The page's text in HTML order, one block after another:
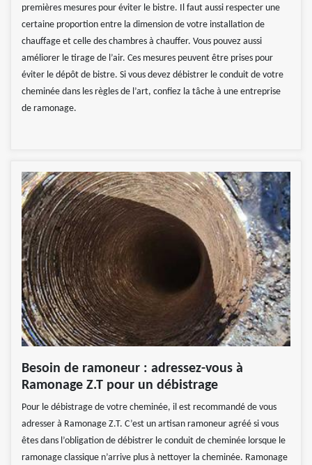
premières mesures pour éviter le bistre. Il faut aussi respecter une
certaine proportion entre la dimension de votre installation de
chauffage et celle des chambres à chauffer. Vous pouvez aussi
améliorer le tirage de l’air. Ces mesures peuvent être prises pour
éviter le dépôt de bistre. Si vous devez débistrer le conduit de votre
cheminée dans les règles de l’art, confiez la tâche à une entreprise
de ramonage.
Besoin de ramoneur : adressez-vous à
Ramonage Z.T pour un débistrage
Pour le débistrage de votre cheminée, il est recommandé de vous
adresser à Ramonage Z.T. C’est un artisan ramoneur agréé si vous
êtes dans l’obligation de débistrer le conduit de cheminée lorsque le
ramonage classique n’arrive plus à nettoyer la cheminée. Ramonage